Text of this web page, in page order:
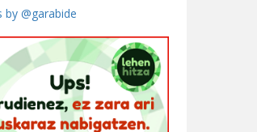
by @garabide